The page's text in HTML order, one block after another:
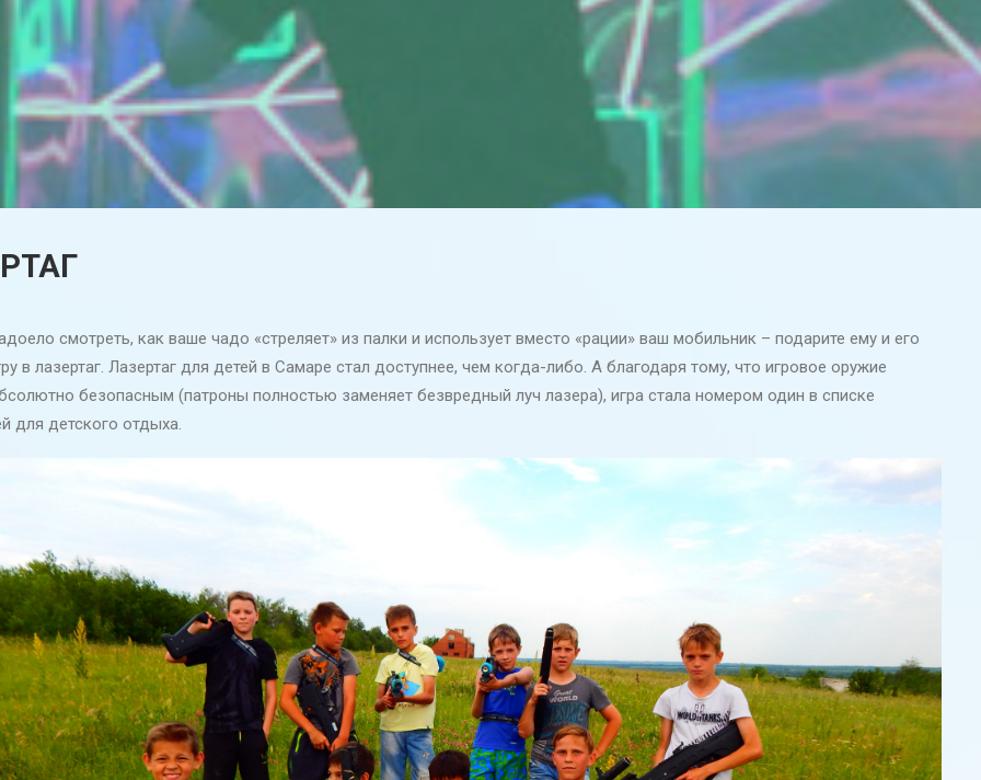
смотреть, как ваше чадо «стреляет» из палки и использует вместо «рации» ваш мобильник – подарите ему и его
в лазертаг. Лазертаг для детей в Самаре стал доступнее, чем когда-либо. А благодаря тому, что игровое оружие
безопасным (патроны полностью заменяет безвредный луч лазера), игра стала номером один в списке
для детского отдыха.